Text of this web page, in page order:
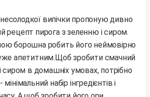
рецепт пирога з зеленню і сиром.
борошна робить його неймовірно
апетитним.Щоб зробити смачний
сиром в домашніх умовах, потрібно
набір інгредієнтів і